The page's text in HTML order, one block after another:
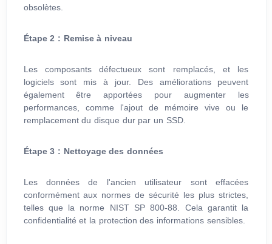
obsolètes.
Étape 2 : Remise à niveau
Les composants défectueux sont remplacés, et les
logiciels sont mis à jour. Des améliorations peuvent
également être apportées pour augmenter les
performances, comme l'ajout de mémoire vive ou le
remplacement du disque dur par un SSD.
Étape 3 : Nettoyage des données
Les données de l'ancien utilisateur sont effacées
conformément aux normes de sécurité les plus strictes,
telles que la norme NIST SP 800-88. Cela garantit la
confidentialité et la protection des informations sensibles.